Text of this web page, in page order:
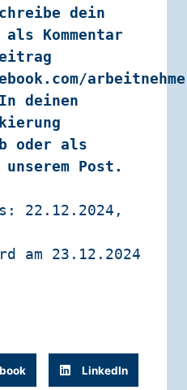
dein
als Kommentar
deinen
oder als
unserem Post.
22.12.2024,
am 23.12.2024
LinkedIn